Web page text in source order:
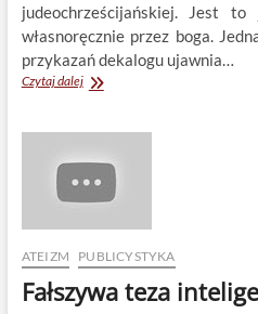
judeochrześcijańskiej. Jest
własnoręcznie przez boga.
przykazań dekalogu ujawnia…
Czytaj dalejZapytaj
Dekalog
ATEIZM PUBLICYSTYKA
Fałszywa teza